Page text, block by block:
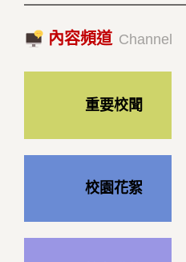
2023/10/18|推薦閱讀
內容頻道 Channel
重要校聞
校園花絮